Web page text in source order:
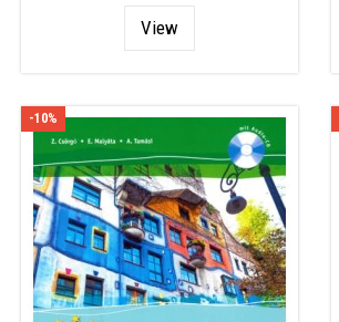
View
-10%